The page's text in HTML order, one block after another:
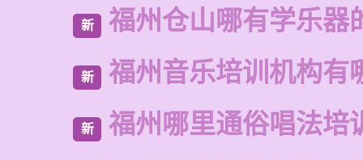
新 福州仓山哪有学乐器
新 福州音乐培训机构有
新 福州哪里通俗唱法培